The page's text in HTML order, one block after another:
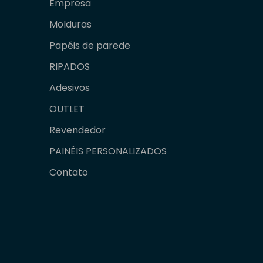
Empresa
Molduras
Papéis de parede
RIPADOS
Adesivos
OUTLET
Revendedor
PAINÉIS PERSONALIZADOS
Contato